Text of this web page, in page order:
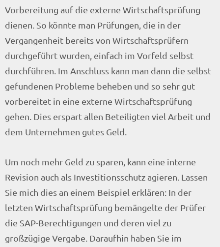
Vorbereitung auf die externe Wirtschaftsprüfung
dienen. So könnte man Prüfungen, die in der
Vergangenheit bereits von Wirtschaftsprüfern
durchgeführt wurden, einfach im Vorfeld selbst
durchführen. Im Anschluss kann man dann die selbst
gefundenen Probleme beheben und so sehr gut
vorbereitet in eine externe Wirtschaftsprüfung
gehen. Dies erspart allen Beteiligten viel Arbeit und
dem Unternehmen gutes Geld.
Um noch mehr Geld zu sparen, kann eine interne
Revision auch als Investitionsschutz agieren. Lassen
Sie mich dies an einem Beispiel erklären: In der
letzten Wirtschaftsprüfung bemängelte der Prüfer
die SAP-Berechtigungen und deren viel zu
großzügige Vergabe. Daraufhin haben Sie im